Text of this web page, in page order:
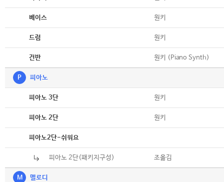
베이스 원키
드럼 원키
건반 원키 (Piano Synth)
P 피아노
피아노 3단 원키
피아노 2단 원키
피아노2단-쉬워요
피아노 2단(패키지구성) 조옮김
M 멜로디